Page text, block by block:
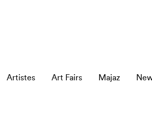
Artistes Art Fairs Majaz